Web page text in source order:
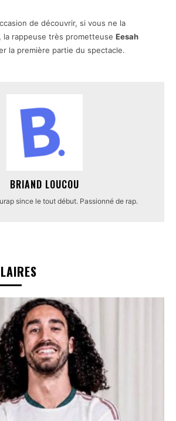
de découvrir, si vous ne la
la rappeuse très prometteuse Eesah
la première partie du spectacle.
BRIAND LOUCOU
since le tout début. Passionné de rap.